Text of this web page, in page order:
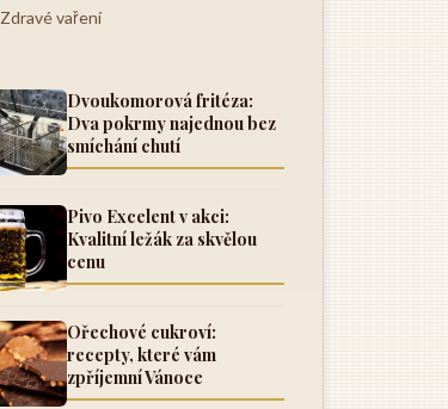
Zdravé vaření
Dvoukomorová fritéza:
Dva pokrmy najednou bez
smíchání chutí
Pivo Excelent v akci:
Kvalitní ležák za skvělou
cenu
Ořechové cukroví:
recepty, které vám
zpříjemní Vánoce